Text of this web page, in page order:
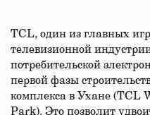
TCL, один из главных
телевизионной
потребительской
первой фазы
комплекса в Ухане
Park). Это позволит